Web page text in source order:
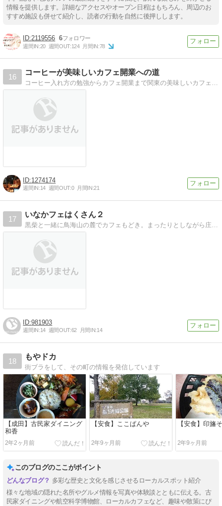
情報を提供します。詳細なアクセスやオープン日程はもちろん、周辺のお
すすめ施設も併せて紹介し、読者の行動を自然に後押しします。
2119556 6
週間IN:20 週間OUT:124 月間IN:78
16
コーヒーが美味しいカフェ開業への道
1274174
週間IN:14 週間OUT:0 月間IN:21
17
いなかフェはくさん２
981903
週間IN:14 週間OUT:62 月間IN:14
18
もやドカ
街ブラをして、その町の情報を発信しています
【成田】古民家ダイニング
和香
2年2ヶ月前
【安食】ここぱんや
2年9ヶ月前
【安食】印旛
2年9ヶ月前
このブログのここがポイント
多彩な歴史と文化を感じさせるローカルスポット紹介
様々な地域の隠れた名所やグルメ情報を写真や体験談とともに伝える。古
民家ダイニングや航空科学博物館、ローカルカフェなど、趣味や散策にぴ